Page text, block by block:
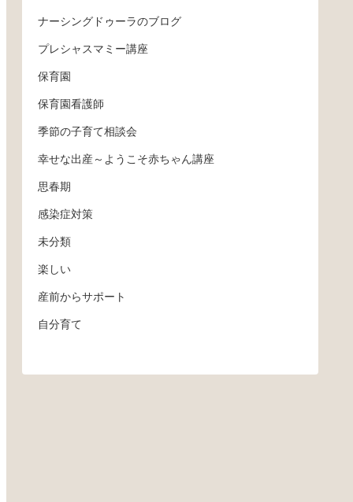
ナーシングドゥーラのブログ
プレシャスマミー講座
保育園
保育園看護師
季節の子育て相談会
幸せな出産～ようこそ赤ちゃん講座
思春期
感染症対策
未分類
楽しい
産前からサポート
自分育て